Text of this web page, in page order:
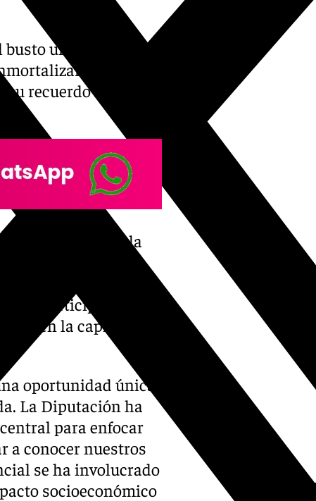
una alfombra
el
recuerdo impreso
implicar a toda la
que «queremos que
Motril, Baza,
participando en
en la capital el
oportunidad única
La Diputación ha
central para enfocar
a conocer nuestros
se ha involucrado
socioeconómico